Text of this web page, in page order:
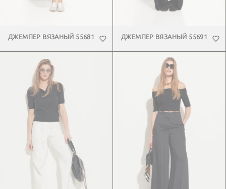
ДЖЕМПЕР ВЯЗАНЫЙ 55681 ДЖЕМПЕР ВЯЗАНЫЙ 55691